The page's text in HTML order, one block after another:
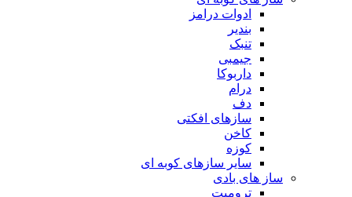
ادوات درامز
بندیر
تنبک
جیمبی
داربوکا
درام
دف
سازهای افکتی
کاخن
کوزه
سایر سازهای کوبه ای
ساز های بادی
ترومپت